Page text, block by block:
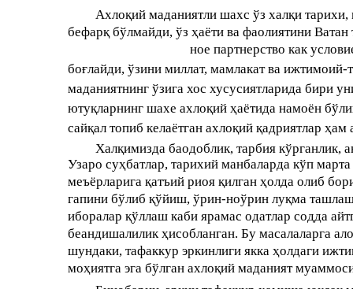
Ахлоқий маданиятли шахс ўз халқи
бефарқ бўлмайди, ўз ҳаёти ва фаолиятини Ватан
ное партнерство как
боғлайди, ўзини миллат, мамлакат ва
маданиятнинг ўзига хос хусусиятларида бири
ютуқларнинг шахе ахлоқий ҳаётида намоён
сайқал топиб келаётган ахлоқий қадриятлар
Халқимизда баодоблик, тарбия кўрганлик,
Узаро суҳбатлар, тарихий манбаларда кўп
меъёрларига қатъий риоя қилган ҳолда олиб
гапини бўлиб қўйиш, ўрин-ноўрин луқма
иборалар қўллаш каби ярамас одатлар содда
беандишалилик ҳисобланган. Бу масалаларга
шундаки, тафаккур эркинлиги якка ҳолдаги
моҳиятга эга бўлган ахлоқий маданият